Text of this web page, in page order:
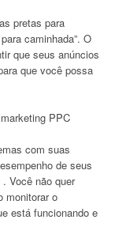
pretas para
caminhada”. O
que seus anúncios
que você possa
PPC
com suas
de seus
. Você não quer
monitorar o
está funcionando e